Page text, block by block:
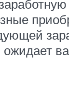
ожидает